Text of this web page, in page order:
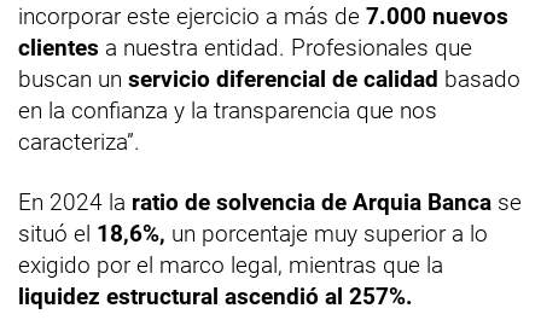
incorporar este ejercicio a más de 7.000 nuevos
clientes a nuestra entidad. Profesionales que
buscan un servicio diferencial de calidad basado
en la confianza y la transparencia que nos
caracteriza”.
En 2024 la ratio de solvencia de Arquia Banca se
situó el 18,6%, un porcentaje muy superior a lo
exigido por el marco legal, mientras que la
liquidez estructural ascendió al 257%.